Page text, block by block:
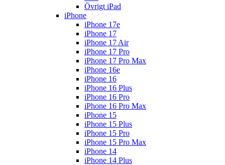
Övrigt iPad
iPhone
iPhone 17e
iPhone 17
iPhone 17 Air
iPhone 17 Pro
iPhone 17 Pro Max
iPhone 16e
iPhone 16
iPhone 16 Plus
iPhone 16 Pro
iPhone 16 Pro Max
iPhone 15
iPhone 15 Plus
iPhone 15 Pro
iPhone 15 Pro Max
iPhone 14
iPhone 14 Plus